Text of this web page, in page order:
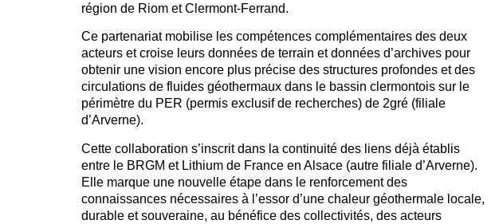
région de Riom et Clermont-Ferrand.
Ce partenariat mobilise les compétences complémentaires des deux
acteurs et croise leurs données de terrain et données d’archives pour
obtenir une vision encore plus précise des structures profondes et des
circulations de fluides géothermaux dans le bassin clermontois sur le
périmètre du PER (permis exclusif de recherches) de 2gré (filiale
d’Arverne).
Cette collaboration s’inscrit dans la continuité des liens déjà établis
entre le BRGM et Lithium de France en Alsace (autre filiale d’Arverne).
Elle marque une nouvelle étape dans le renforcement des
connaissances nécessaires à l’essor d’une chaleur géothermale locale,
durable et souveraine, au bénéfice des collectivités, des acteurs